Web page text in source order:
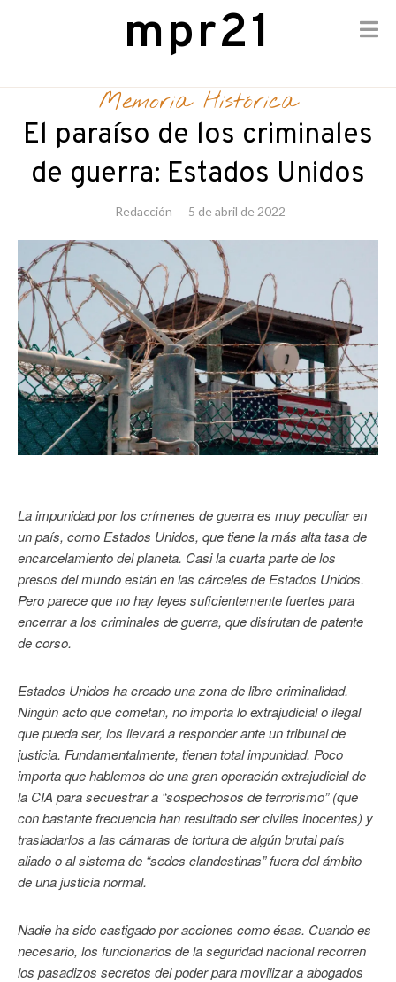
content
mpr21
Memoria Histórica
El paraíso de los criminales
de guerra: Estados Unidos
Redacción 5 de abril de 2022
La impunidad por los crímenes de guerra es muy peculiar en
un país, como Estados Unidos, que tiene la más alta tasa de
encarcelamiento del planeta. Casi la cuarta parte de los
presos del mundo están en las cárceles de Estados Unidos.
Pero parece que no hay leyes suficientemente fuertes para
encerrar a los criminales de guerra, que disfrutan de patente
de corso.
Estados Unidos ha creado una zona de libre criminalidad.
Ningún acto que cometan, no importa lo extrajudicial o ilegal
que pueda ser, los llevará a responder ante un tribunal de
justicia. Fundamentalmente, tienen total impunidad. Poco
importa que hablemos de una gran operación extrajudicial de
la CIA para secuestrar a “sospechosos de terrorismo” (que
con bastante frecuencia han resultado ser civiles inocentes) y
trasladarlos a las cámaras de tortura de algún brutal país
aliado o al sistema de “sedes clandestinas” fuera del ámbito
de una justicia normal.
Nadie ha sido castigado por acciones como ésas. Cuando es
necesario, los funcionarios de la seguridad nacional recorren
los pasadizos secretos del poder para movilizar a abogados